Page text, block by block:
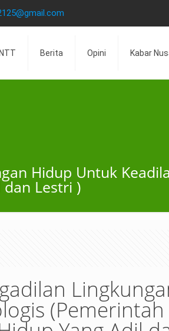
Berita Opini Kabar
Hidup Untuk
dan Lestri )